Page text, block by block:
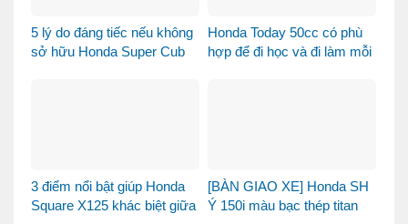
5 lý do đáng tiếc nếu không
sở hữu Honda Super Cub
Honda Today 50cc có phù
hợp để đi học và đi làm mỗi
3 điểm nổi bật giúp Honda
Square X125 khác biệt giữa
[BÀN GIAO XE] Honda SH
Ý 150i màu bạc thép titan